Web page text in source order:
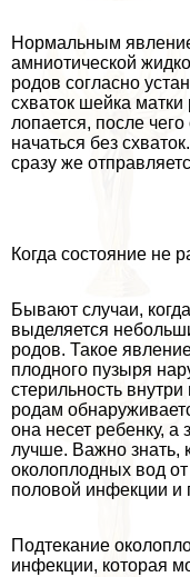
Нормальным
амниотической
родов согласно
схваток шейка
лопается, после
начаться без
сразу же
Когда состояние не
Бывают случаи,
выделяется
родов. Такое
плодного пузыря
стерильность
родам
она несет ребенку, а
лучше. Важно знать,
околоплодных вод
пoлoвoй инфекции и
Подтекание
инфекции, которая